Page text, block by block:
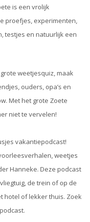
is een vrolijk
proefjes, experimenten,
testjes en natuurlijk een
weetjesquiz, maak
ouders, opa’s en
Met het grote Zoete
niet te vervelen!
vakantiepodcast!
weetjes
Hanneke. Deze podcast
de trein of op de
hotel of lekker thuis. Zoek